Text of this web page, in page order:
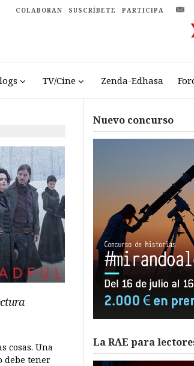
COLABORAN SUSCRÍBETE PARTICIPA
TV/Cine Zenda-Edhasa
cosas. Una
debe tener
Nuevo concurso
La RAE para